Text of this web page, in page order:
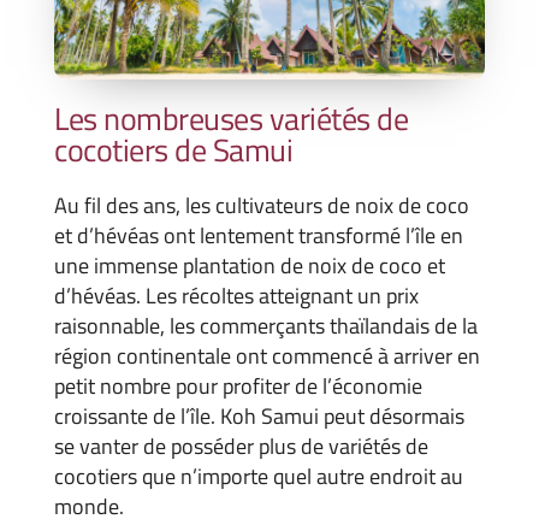
Les nombreuses variétés de
cocotiers de Samui
Au fil des ans, les cultivateurs de noix de coco
et d’hévéas ont lentement transformé l’île en
une immense plantation de noix de coco et
d’hévéas. Les récoltes atteignant un prix
raisonnable, les commerçants thaïlandais de la
région continentale ont commencé à arriver en
petit nombre pour profiter de l’économie
croissante de l’île. Koh Samui peut désormais
se vanter de posséder plus de variétés de
cocotiers que n’importe quel autre endroit au
monde.